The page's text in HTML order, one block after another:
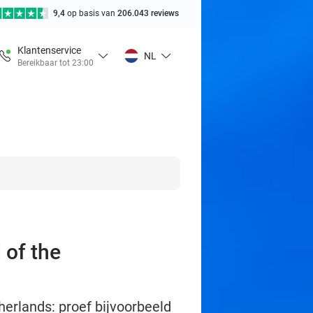
9,4 op basis van 206.043 reviews
Klantenservice
Bereikbaar tot 23:00
NL
of the
proef bijvoorbeeld